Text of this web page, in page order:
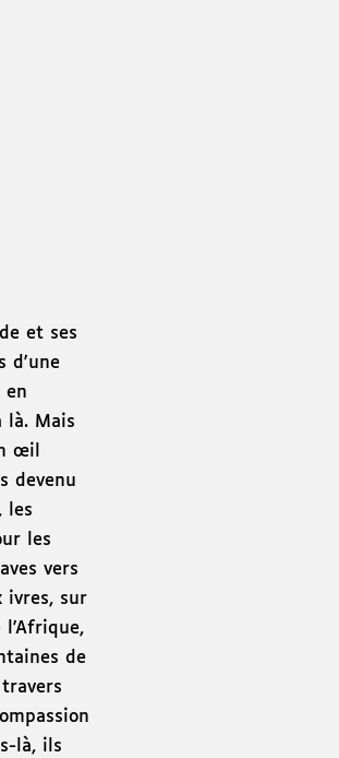
et ses
d'une
en
là. Mais
œil
devenu
les
les
vers
ivres, sur
l'Afrique,
de
là, ils